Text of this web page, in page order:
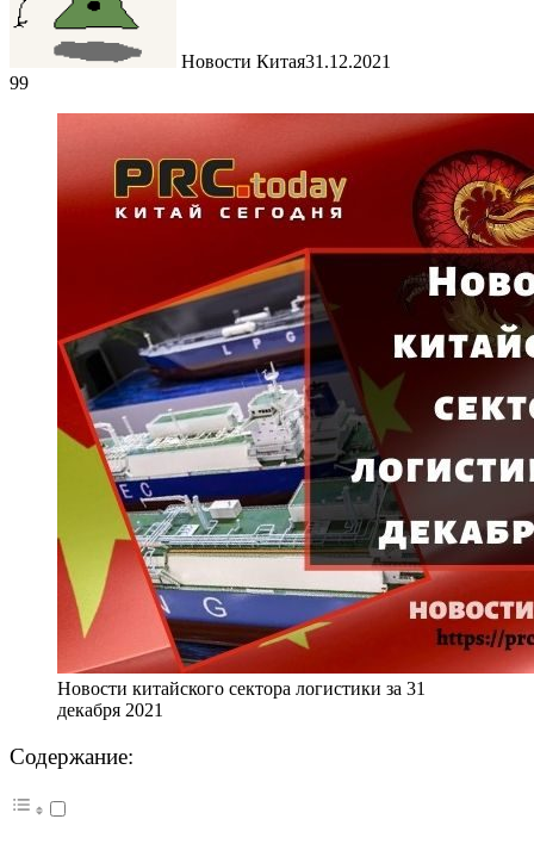
Новости Китая31.12.2021
99
Новости китайского сектора логистики за 31
декабря 2021
Содержание: